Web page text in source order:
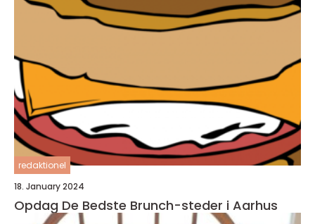
redaktionel
18. January 2024
Opdag De Bedste Brunch-steder i Aarhus